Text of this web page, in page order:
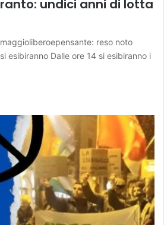
undici anni di lotta
reso noto
esibiranno Dalle ore 14 si esibiranno i